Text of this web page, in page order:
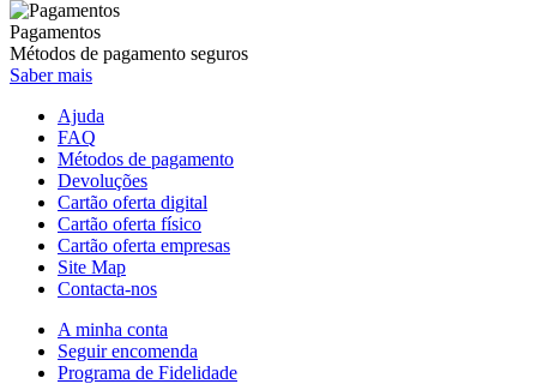
Pagamentos
Métodos de pagamento seguros
Saber mais
Ajuda
FAQ
Métodos de pagamento
Devoluções
Cartão oferta digital
Cartão oferta físico
Cartão oferta empresas
Site Map
Contacta-nos
A minha conta
Seguir encomenda
Programa de Fidelidade